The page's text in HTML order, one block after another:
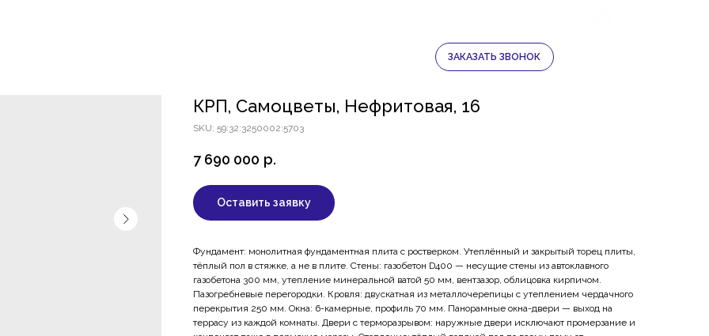
ЗАКАЗАТЬ ЗВОНОК +7 950 459 07 07
+7 950 474 07 07
КРП, Самоцветы, Нефритовая, 16
SKU: 59:32:3250002:5703
7 690 000 р.
Оставить заявку
Фундамент: монолитная фундаментная плита с ростверком. Утеплённый и закрытый торец плиты,
тёплый пол в стяжке, а не в плите. Стены: газобетон D400 — несущие стены из автоклавного
газобетона 300 мм, утепление минеральной ватой 50 мм, вентзазор, облицовка кирпичом.
Пазогребневые перегородки. Кровля: двускатная из металлочерепицы с утеплением чердачного
перекрытия 250 мм. Окна: 6-камерные, профиль 70 мм. Панорамные окна-двери — выход на
террасу из каждой комнаты. Двери с терморазрывом: наружные двери исключают промерзание и